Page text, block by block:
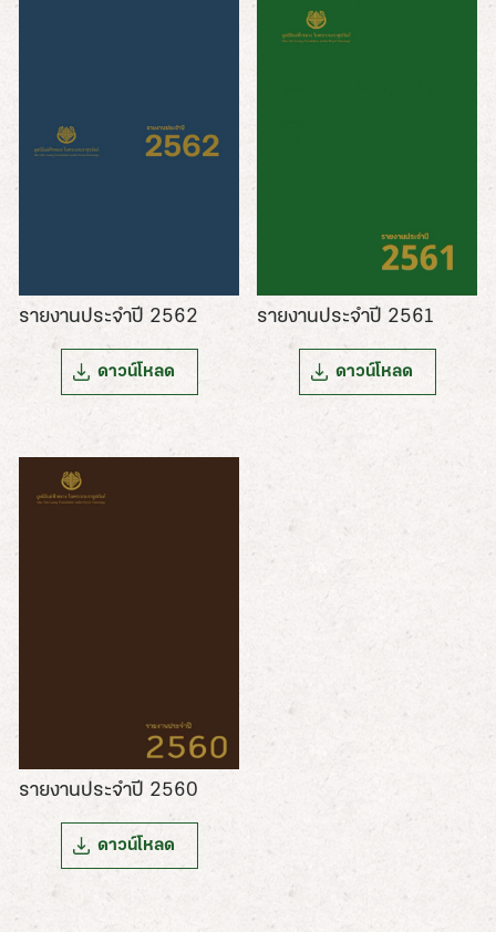
รายงานประจำปี 2562
ดาวน์โหลด
รายงานประจำปี 2561
ดาวน์โหลด
รายงานประจำปี 2560
ดาวน์โหลด